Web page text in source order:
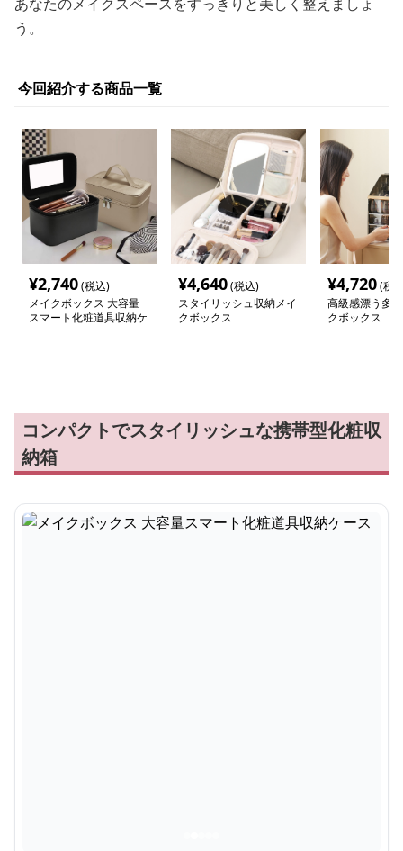
う。
今回紹介する商品一覧
¥2,740(税込)
メイクボックス 大容量
スマート化粧道具収納ケ
¥4,640(税込)
スタイリッシュ収納メイ
クボックス
¥4,720(税
高級感漂う多
クボックス
コンパクトでスタイリッシュな携帯型化粧収
納箱